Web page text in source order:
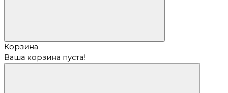
Корзина
Ваша корзина пуста!